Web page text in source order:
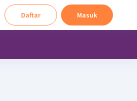
Daftar Masuk